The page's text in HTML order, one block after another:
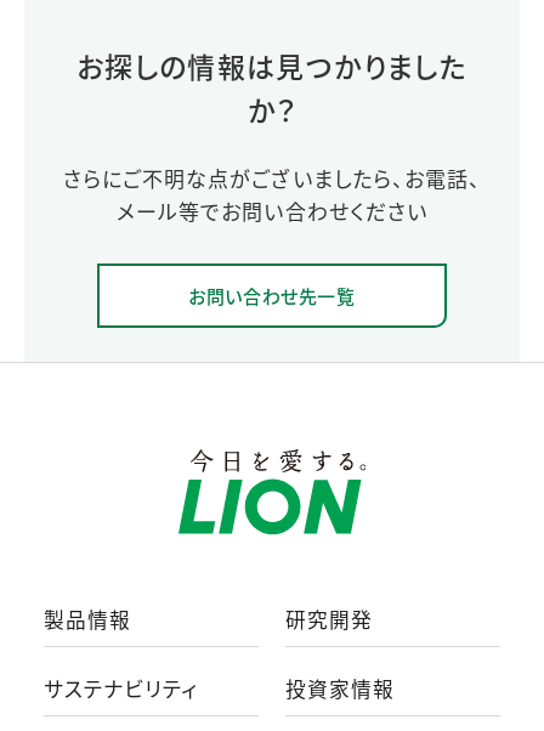
お探しの情報は見つかりました
か？
さらにご不明な点がございましたら、お電話、
メール等でお問い合わせください
お問い合わせ先一覧
製品情報 研究開発
サステナビリティ 投資家情報